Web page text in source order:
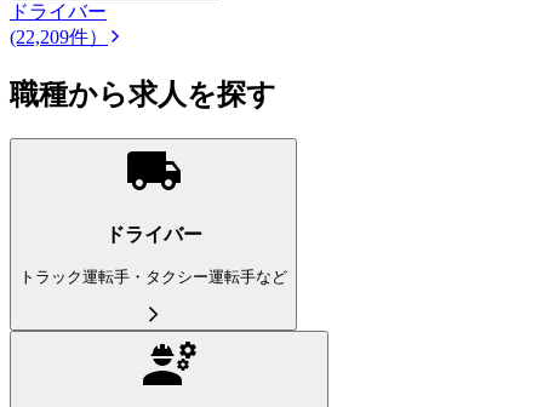
ドライバー
(22,209件）
職種から求人を探す
ドライバー
トラック運転手・タクシー運転手など